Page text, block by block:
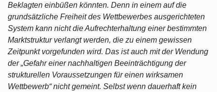
Beklagten einbüßen könnten. Denn in einem auf die
grundsätzliche Freiheit des Wettbewerbes ausgerichteten
System kann nicht die Aufrechterhaltung einer bestimmten
Marktstruktur verlangt werden, die zu einem gewissen
Zeitpunkt vorgefunden wird. Das ist auch mit der Wendung
der „Gefahr einer nachhaltigen Beeinträchtigung der
strukturellen Voraussetzungen für einen wirksamen
Wettbewerb“ nicht gemeint. Selbst wenn dauerhaft kein